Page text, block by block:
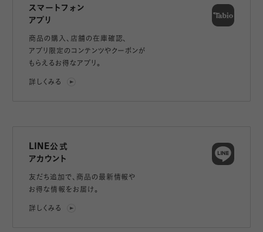
スマートフォン
アプリ
商品の購入、店舗の在庫確認、
アプリ限定のコンテンツやクーポンが
もらえるお得なアプリ。
詳しくみる
LINE公式
アカウント
友だち追加で、 商品の最新情報や
お得な情報をお届け。
詳しくみる